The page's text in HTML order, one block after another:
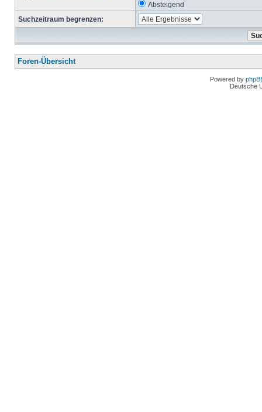
Absteigend
Suchzeitraum begrenzen:
Foren-Übersicht
Powered by
Deutsche